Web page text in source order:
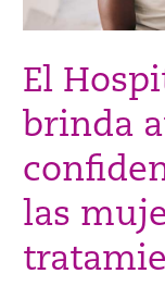
El
brinda
las